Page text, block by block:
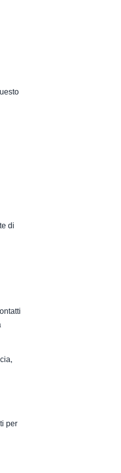
di
per